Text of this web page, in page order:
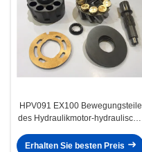
HPV091 EX100 Bewegungsteile
des Hydraulikmotor-hydraulische
Erhalten Sie besten Preis